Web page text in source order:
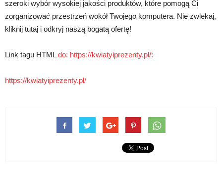
szeroki wybór wysokiej jakości produktów, które pomogą Ci
zorganizować przestrzeń wokół Twojego komputera. Nie zwlekaj,
kliknij tutaj i odkryj naszą bogatą ofertę!
Link tagu HTMLdo: https://kwiatyiprezenty.pl/:
https://kwiatyiprezenty.pl/